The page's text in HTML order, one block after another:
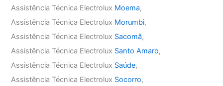
Assistência Técnica Electrolux Moema,
Assistência Técnica Electrolux Morumbi,
Assistência Técnica Electrolux Sacomã,
Assistência Técnica Electrolux Santo Amaro,
Assistência Técnica Electrolux Saúde,
Assistência Técnica Electrolux Socorro,